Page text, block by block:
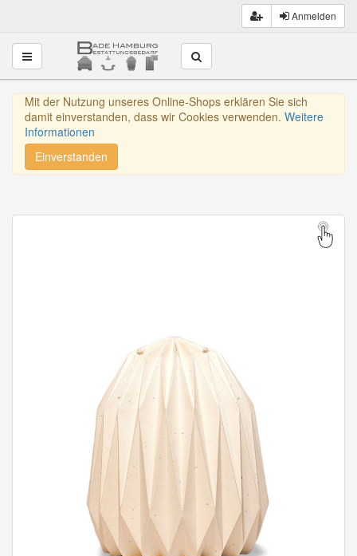
Anmelden
Toggle navigation
Mit der Nutzung unseres Online-Shops erklären Sie sich
damit einverstanden, dass wir Cookies verwenden. Weitere
Informationen
Einverstanden